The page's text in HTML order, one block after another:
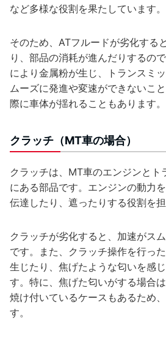
など多様な役割を果たしています。
そのため、ATフルードが劣化する
り、部品の消耗が進んだりするの
により金属粉が生じ、トランスミ
ムーズに発進や変速ができないこ
際に車体が揺れることもあります。
クラッチ（MT車の場合）
クラッチは、MT車のエンジンとト
にある部品です。エンジンの動力
伝達したり、遮ったりする役割を担
クラッチが劣化すると、加速がス
です。また、クラッチ操作を行っ
生じたり、焦げたような匂いを感
す。特に、焦げた匂いがする場合
焼け付いているケースもあるため
す。